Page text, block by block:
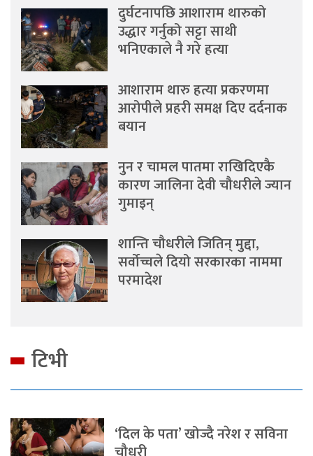
दुर्घटनापछि आशाराम थारुको
उद्धार गर्नुको सट्टा साथी
भनिएकाले नै गरे हत्या
आशाराम थारु हत्या प्रकरणमा
आरोपीले प्रहरी समक्ष दिए दर्दनाक
बयान
नुन र चामल पातमा राखिदिएकै
कारण जालिना देवी चौधरीले ज्यान
गुमाइन्
शान्ति चौधरीले जितिन् मुद्दा,
सर्वोच्चले दियो सरकारका नाममा
परमादेश
टिभी
‘दिल के पता’ खोज्दै नरेश र सविना